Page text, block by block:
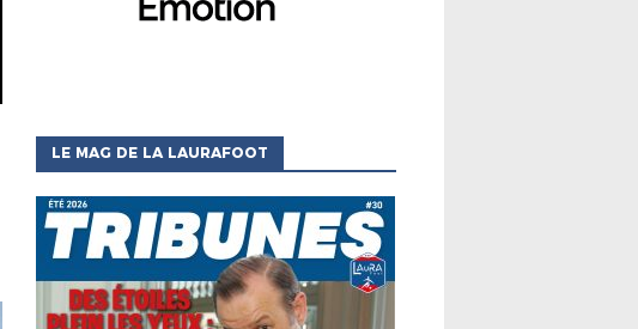
LE MAG DE LA LAURAFOOT